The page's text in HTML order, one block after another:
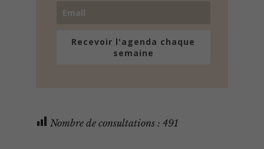
Recevoir l'agenda chaque
semaine
Nombre de consultations : 491